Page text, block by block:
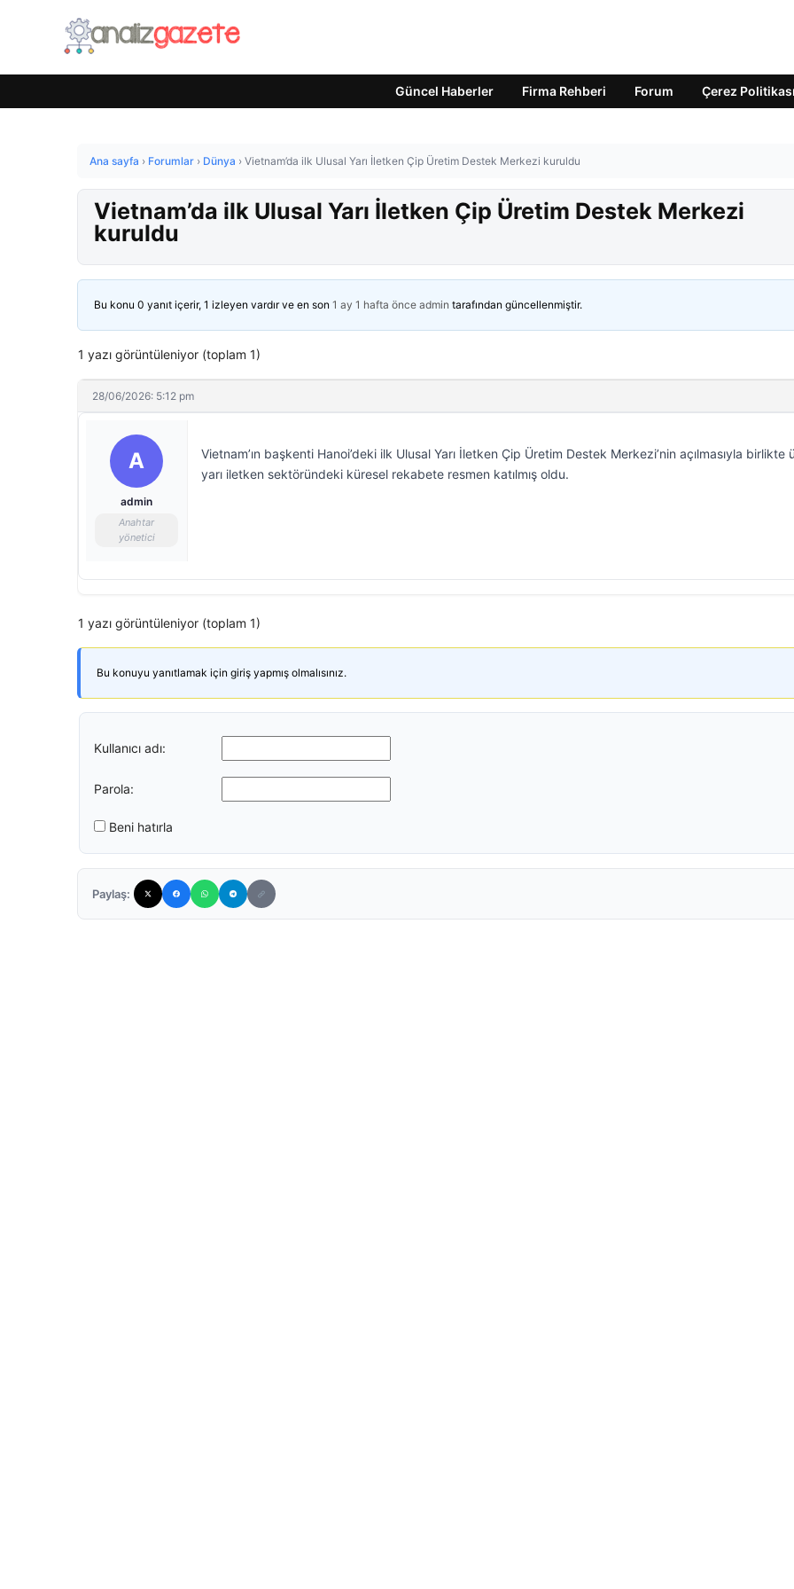
Güncel Haberler Firma Rehberi Forum Çerez Politikası
Ana sayfa › Forumlar › Dünya › Vietnam’da ilk Ulusal Yarı İletken Çip Üretim Destek Merkezi kuruldu
Vietnam’da ilk Ulusal Yarı İletken Çip Üretim Destek Merkezi
kuruldu
Bu konu 0 yanıt içerir, 1 izleyen vardır ve en son 1 ay 1 hafta önce admin tarafından güncellenmiştir.
1 yazı görüntüleniyor (toplam 1)
28/06/2026: 5:12 pm
A
admin
Anahtar
yönetici
Vietnam’ın başkenti Hanoi’deki ilk Ulusal Yarı İletken Çip Üretim Destek Merkezi’nin açılmasıyla birlikte
yarı iletken sektöründeki küresel rekabete resmen katılmış oldu.
1 yazı görüntüleniyor (toplam 1)
Bu konuyu yanıtlamak için giriş yapmış olmalısınız.
Kullanıcı adı:
Parola:
Beni hatırla
Paylaş: